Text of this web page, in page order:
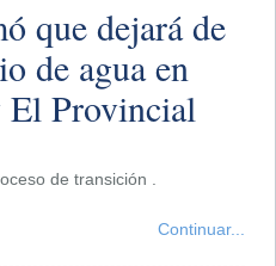
que dejará de
de agua en
El Provincial
de transición .
Continuar...